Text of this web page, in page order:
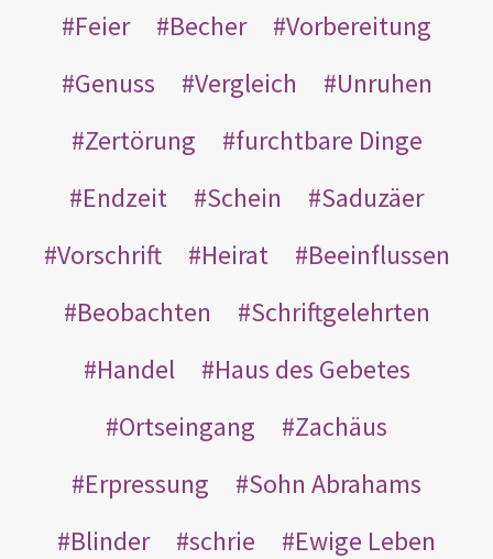
Feier
Becher
Vorbereitung
Genuss
Vergleich
Unruhen
Zertörung
furchtbare Dinge
Endzeit
Schein
Saduzäer
Vorschrift
Heirat
Beeinflussen
Beobachten
Schriftgelehrten
Handel
Haus des Gebetes
Ortseingang
Zachäus
Erpressung
Sohn Abrahams
Blinder
schrie
Ewige Leben